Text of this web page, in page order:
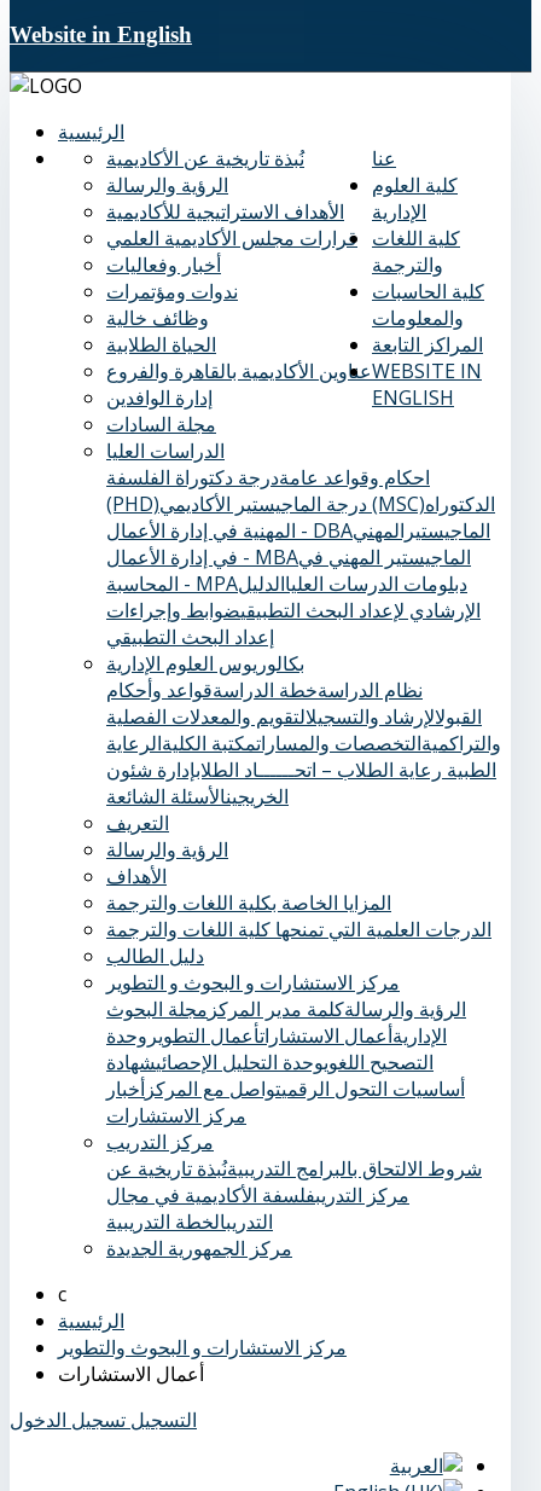
Website in English
الرئيسية
عنا
نُبذة تاريخية عن الأكاديمية
الرؤية والرسالة
الأهداف الاستراتيجية للأكاديمية
قرارات مجلس الأكاديمية العلمي
أخبار وفعاليات
ندوات ومؤتمرات
وظائف خالية
الحياة الطلابية
عناوين الأكاديمية بالقاهرة والفروع
إدارة الوافدين
كلية العلوم
الإدارية
مجلة السادات
الدراسات العليا
احكام وقواعد عامةدرجة دكتوراة الفلسفة
(PHD)
درجة الماجيستير الأكاديمي (MSC)الدكتوراه
المهنية في إدارة الأعمال - DBAالماجيستيرالمهني
في إدارة الأعمال - MBAالماجيستير المهني في
المحاسبة - MPA
دبلومات الدرسات العلياالدليل
الإرشادي لإعداد البحث التطبيقيضوابط وإجراءات
إعداد البحث التطبيقي
بكالوريوس العلوم الإدارية
نظام الدراسةخطة الدراسةقواعد وأحكام
القبولالإرشاد والتسجيلالتقويم والمعدلات الفصلية
والتراكميةالتخصصات والمساراتمكتبة الكليةالرعاية
الطبية ‏ رعاية الطلاب – اتحــــــاد الطلابإدارة شئون
الخريجينالأسئلة الشائعة
كلية اللغات
والترجمة
التعريف
الرؤية والرسالة
الأهداف
المزايا الخاصة بكلية اللغات والترجمة
الدرجات العلمية التي تمنحها كلية اللغات والترجمة
دليل الطالب
كلية الحاسبات
والمعلومات
المراكز التابعة
مركز الاستشارات و البحوث و التطوير
الرؤية والرسالةكلمة مدير المركز مجلة البحوث
الإداريةأعمال الاستشاراتأعمال التطوير وحدة
التصحيح اللغويوحدة التحليل الإحصائيشهادة
أساسيات التحول الرقميتواصل مع المركزأخبار
مركز الاستشارات
مركز التدريب
شروط الالتحاق بالبرامج التدريبيةنُبذة تاريخية عن
مركز التدريبفلسفة الأكاديمية في مجال
التدريبالخطة التدريبية
مركز الجمهورية الجديدة
WEBSITE IN
ENGLISH
الرئيسية
مركز الاستشارات و البحوث والتطوير
أعمال الاستشارات
التسجيل تسجيل الدخول